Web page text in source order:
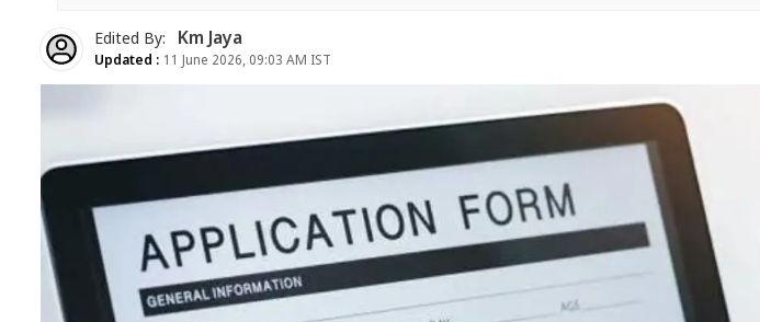
Edited By: Km Jaya
Updated : 11 June 2026, 09:03 AM IST